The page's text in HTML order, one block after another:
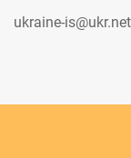
ukraine-is@ukr.net